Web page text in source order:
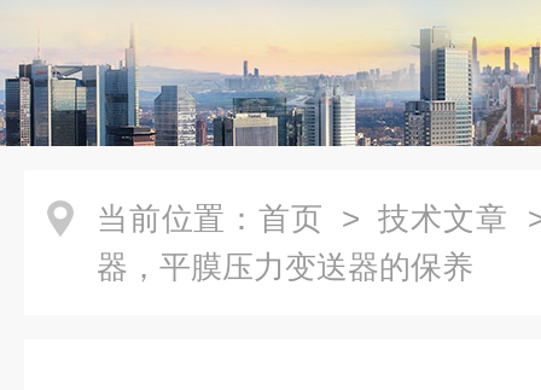
当前位置： 首页 > 技术文章
器，平膜压力变送器的保养